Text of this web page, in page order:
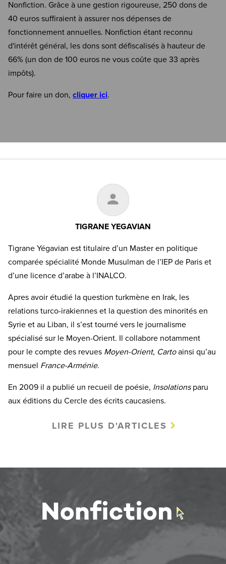
Nonfiction. Grâce à une gestion rigoureuse, 250 dons de
40 euros suffiraient à assurer nos dépenses de
fonctionnement annuelles. Nonfiction étant reconnu
d'intérêt général, les dons sont défiscalisés à hauteur de
66% (un don de 100 euros ne vous coûte que 33 après
impôts).
Pour faire un don, cliquer ici.
TIGRANE YEGAVIAN
Tigrane Yégavian est titulaire d’un Master en politique
comparée spécialité Monde Musulman de l’IEP de Paris et
d’une licence d’arabe à l’INALCO.
Apres avoir étudié la question turkmène en Irak, les
relations turco-irakiennes et la question des minorités en
Syrie et au Liban, il s’est tourné vers le journalisme
spécialisé sur le Moyen-Orient. Il collabore notamment
pour le compte des revues Moyen-Orient, Cartoainsi qu’au
mensuel France-Arménie.
En 2009 il a publié un recueil de poésie, Insolationsparu
aux éditions du Cercle des écrits caucasiens.
LIRE PLUS D'ARTICLES